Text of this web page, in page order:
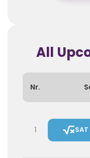
All
Nr.
1